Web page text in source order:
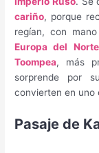
cariño, porque
regían, con
Europa del Norte
Toompea, más
sorprende por
convierten en uno
Pasaje de